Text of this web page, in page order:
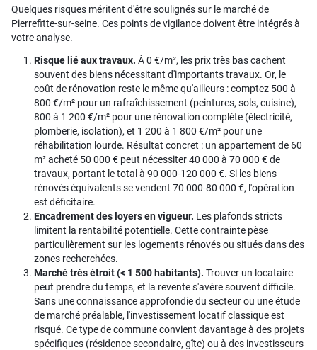
Quelques risques méritent d'être soulignés sur le marché de
Pierrefitte-sur-seine. Ces points de vigilance doivent être intégrés à
votre analyse.
Risque lié aux travaux. À 0 €/m², les prix très bas cachent
souvent des biens nécessitant d'importants travaux. Or, le
coût de rénovation reste le même qu'ailleurs : comptez 500 à
800 €/m² pour un rafraîchissement (peintures, sols, cuisine),
800 à 1 200 €/m² pour une rénovation complète (électricité,
plomberie, isolation), et 1 200 à 1 800 €/m² pour une
réhabilitation lourde. Résultat concret : un appartement de 60
m² acheté 50 000 € peut nécessiter 40 000 à 70 000 € de
travaux, portant le total à 90 000-120 000 €. Si les biens
rénovés équivalents se vendent 70 000-80 000 €, l'opération
est déficitaire.
Encadrement des loyers en vigueur. Les plafonds stricts
limitent la rentabilité potentielle. Cette contrainte pèse
particulièrement sur les logements rénovés ou situés dans des
zones recherchées.
Marché très étroit (< 1 500 habitants). Trouver un locataire
peut prendre du temps, et la revente s'avère souvent difficile.
Sans une connaissance approfondie du secteur ou une étude
de marché préalable, l'investissement locatif classique est
risqué. Ce type de commune convient davantage à des projets
spécifiques (résidence secondaire, gîte) ou à des investisseurs